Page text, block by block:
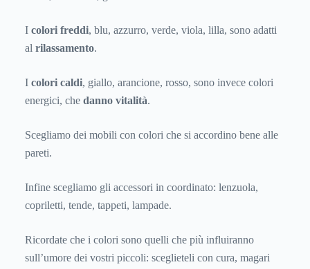
I colori freddi, blu, azzurro, verde, viola, lilla, sono adatti
al rilassamento.
I colori caldi, giallo, arancione, rosso, sono invece colori
energici, che danno vitalità.
Scegliamo dei mobili con colori che si accordino bene alle
pareti.
Infine scegliamo gli accessori in coordinato: lenzuola,
copriletti, tende, tappeti, lampade.
Ricordate che i colori sono quelli che più influiranno
sull’umore dei vostri piccoli: sceglieteli con cura, magari